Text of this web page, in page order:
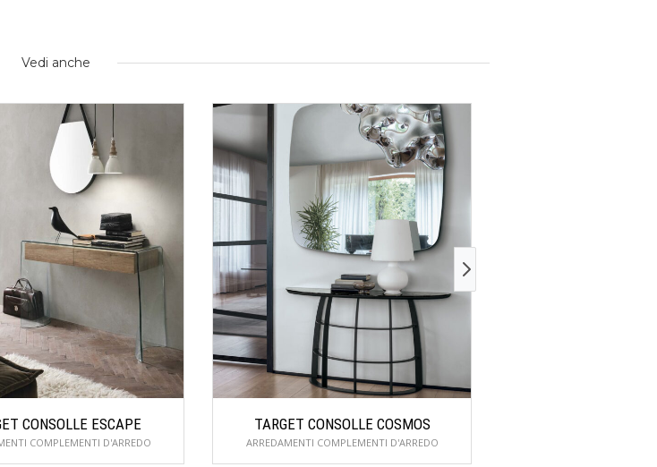
Vedi anche
CONSOLLE ESCAPE
COMPLEMENTI D'ARREDO
TARGET CONSOLLE COSMOS
ARREDAMENTI COMPLEMENTI D'ARREDO